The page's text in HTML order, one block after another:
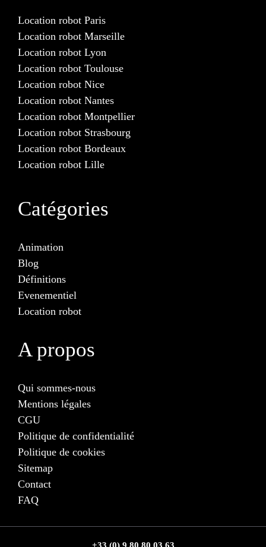
Location robot Paris
Location robot Marseille
Location robot Lyon
Location robot Toulouse
Location robot Nice
Location robot Nantes
Location robot Montpellier
Location robot Strasbourg
Location robot Bordeaux
Location robot Lille
Catégories
Animation
Blog
Définitions
Evenementiel
Location robot
A propos
Qui sommes-nous
Mentions légales
CGU
Politique de confidentialité
Politique de cookies
Sitemap
Contact
FAQ
+33 (0) 9 80 80 03 63